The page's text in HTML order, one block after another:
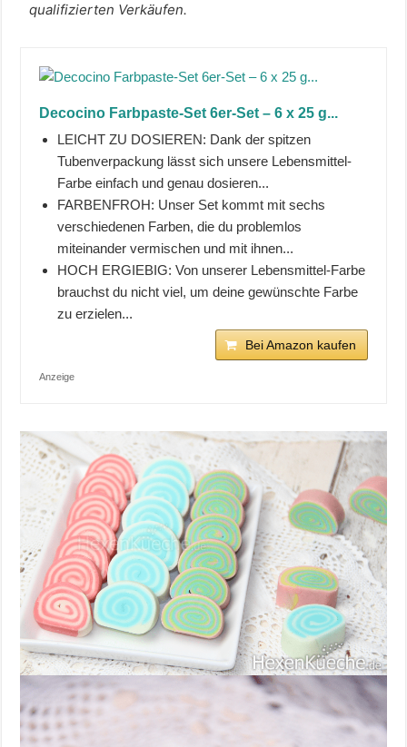
qualifizierten Verkäufen.
Decocino Farbpaste-Set 6er-Set – 6 x 25 g...
LEICHT ZU DOSIEREN: Dank der spitzen
Tubenverpackung lässt sich unsere Lebensmittel-
Farbe einfach und genau dosieren...
FARBENFROH: Unser Set kommt mit sechs
verschiedenen Farben, die du problemlos
miteinander vermischen und mit ihnen...
HOCH ERGIEBIG: Von unserer Lebensmittel-Farbe
brauchst du nicht viel, um deine gewünschte Farbe
zu erzielen...
Bei Amazon kaufen
Anzeige